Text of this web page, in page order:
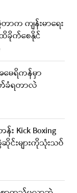
ာက ကျန်းမာရေး
ခိုက်စေနိုင်
ေရိကန်မှာ
ခံရတာလဲ
Kick Boxing
ဆိုင်းများကိုသုံးသပ်